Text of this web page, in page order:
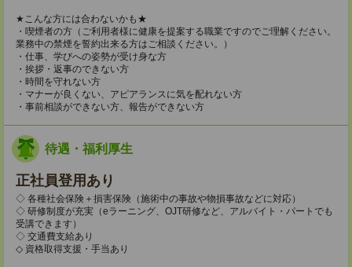
★こんな方には合わないかも★
・喫煙者の方（ご利用者様に健康を提案する職業ですのでご理解ください。
業務中の禁煙を誓約出来る方はご相談ください。）
・仕事、学びへの姿勢が受け身な方
・挨拶・返事のできない方
・時間を守れない方
・マナーが良くない、アピアランスに気を配れない方
・事前相談ができない方、報告ができない方
待遇・福利厚生
正社員登用あり
◇ 各種社会保険＋損害保険（施術中の事故や物損事故などに対応）
◇ 研修制度が充実（eラーニング、OJT研修など、アルバイト・パートでも
受講できます）
◇ 交通費支給あり
◇ 資格取得支援・手当あり